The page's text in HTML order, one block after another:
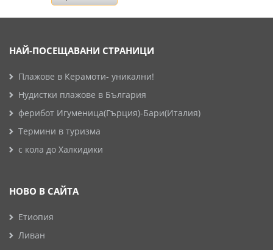
НАЙ-ПОСЕЩАВАНИ СТРАНИЦИ
Плажове в Керамоти- уникални!
Нудистки плажове в България
ферибот Игуменица(Гърция)-Бари(Италия)
Термини в туризма
с кола до Халкидики
НОВО В САЙТА
Етиопия
Ливан